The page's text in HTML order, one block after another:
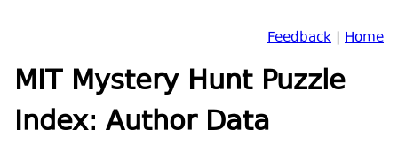
Feedback | Home
MIT Mystery Hunt Puzzle
Index: Author Data